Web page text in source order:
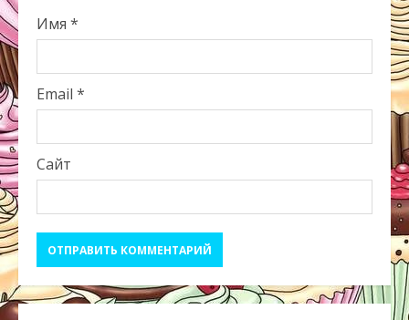
Имя *
Email *
Сайт